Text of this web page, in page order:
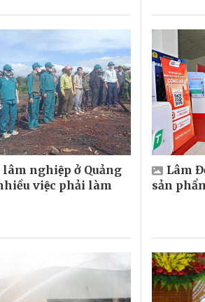
lâm nghiệp ở Quảng
việc phải làm
Lâm
sản